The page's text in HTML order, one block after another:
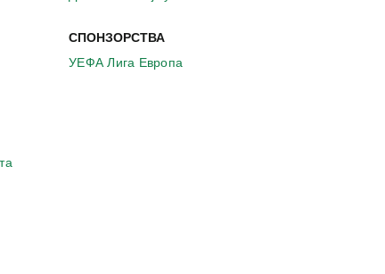
СПОНЗОРСТВА
УЕФА Лига Европа